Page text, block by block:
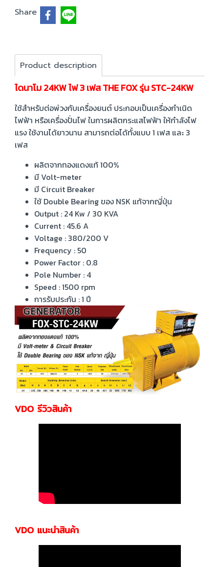
Share
Product description
ไดนาโม 24KW ไฟ 3 เฟส THE FOX รุ่น STC-24KW
ใช้สำหรับต่อพ่วงกับเครื่องยนต์ ประกอบเป็นเครื่องกำเนิด
ไฟฟ้า หรือเครื่องปั่นไฟ ในการผลิตกระแสไฟฟ้า ให้กำลังไฟ
แรง ใช้งานได้ยาวนาน สามารถต่อได้ทั้งแบบ 1 เฟส และ 3
เฟส
ผลิตจากทองแดงแท้ 100%
มี Volt-meter
มี Circuit Breaker
ใช้ Double Bearing ของ NSK แท้จากญี่ปุ่น
Output : 24 Kw / 30 KVA
Current : 45.6 A
Voltage : 380/200 V
Frequency : 50
Power Factor : 0.8
Pole Number : 4
Speed : 1500 rpm
การรับประกัน : 1 ปี
VDO รีวิวสินค้า
VDO แนะนำสินค้า